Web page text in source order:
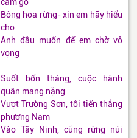
cam go
Bông hoa rừng- xin em hãy hiểu
cho
Anh đâu muốn để em chờ vô
vọng
Suốt bốn tháng, cuộc hành
quân mang nặng
Vượt Trường Sơn, tôi tiến thẳng
phương Nam
Vào Tây Ninh, cũng rừng núi